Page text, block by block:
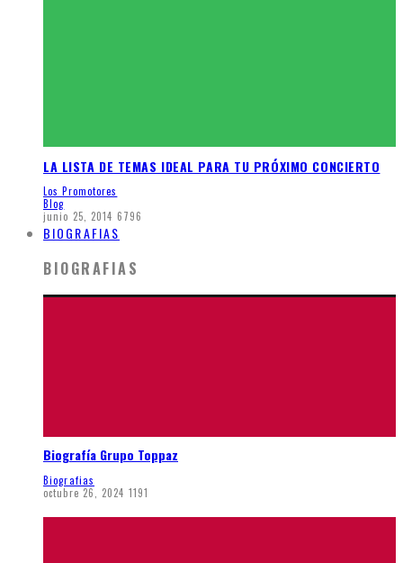
LA LISTA DE TEMAS IDEAL PARA TU PRÓXIMO CONCIERTO
Los Promotores
Blog
junio 25, 2014 6796
BIOGRAFIAS
BIOGRAFIAS
Biografía Grupo Toppaz
Biografias
octubre 26, 2024 1191